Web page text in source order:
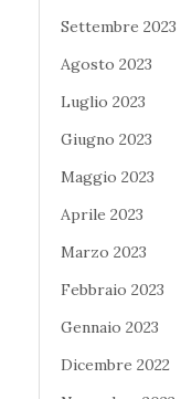
Settembre 2023
Agosto 2023
Luglio 2023
Giugno 2023
Maggio 2023
Aprile 2023
Marzo 2023
Febbraio 2023
Gennaio 2023
Dicembre 2022